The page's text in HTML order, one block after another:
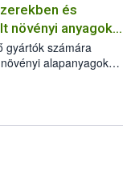
és
növényi anyagok,
adatbázisokról
gyártók számára
alapanyagok
nem szabályozottak,
egy alapanyagot
a vállalkozásnak az